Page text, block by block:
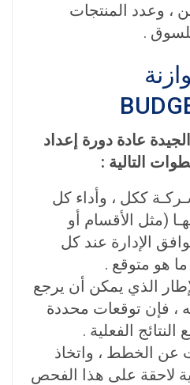
، وعدد المنتجات
.
عادة دورة إعداد
التالية :
ككل ، وأداء كل
(مثل الأقسام أو
الإدارة عند كل
هو متوقع .
الذي يمكن أن يرجع
، فإن توقعات محددة
الفعلية .
عن الخطط ، واتخاذ
لاحقة على هذا الفحص